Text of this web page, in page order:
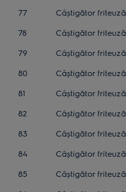
77
Câștigător friteuză
78
Câștigător friteuză
79
Câștigător friteuză
80
Câștigător friteuză
81
Câștigător friteuză
82
Câștigător friteuză
83
Câștigător friteuză
84
Câștigător friteuză
85
Câștigător friteuză